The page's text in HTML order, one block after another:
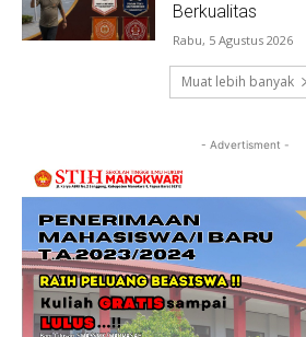
Berkualitas
Rabu, 5 Agustus 2026
Muat lebih banyak
- Advertisment -